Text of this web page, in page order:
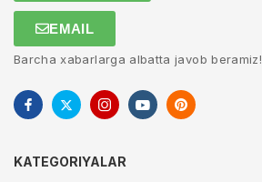
EMAIL
Barcha xabarlarga albatta javob beramiz!
KATEGORIYALAR